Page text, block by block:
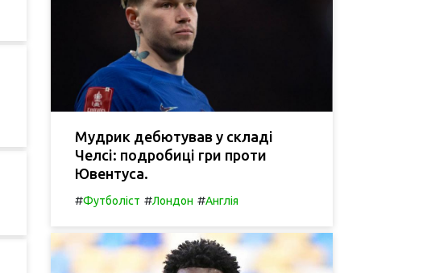
Мудрик дебютував у складі
Челсі: подробиці гри проти
Ювентуса.
#Футболіст #Лондон #Англія